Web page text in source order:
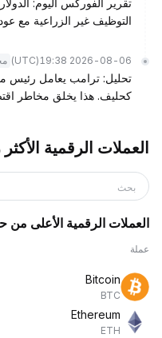
تقرير الفوركس اليوم:
التوظيف غير الزراعية مع
2026-08-06 19:38
(UTC)
تحليل: ترامب يعامل رئيس
كحليف. هذا يخلق مخاطر
العملات الرقمية
بحث
العملات الرقمية الأعلى من
عملة
Bitcoin
BTC
Ethereum
ETH